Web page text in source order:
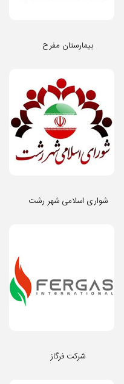
بیمارستان مفرح
شواری اسلامی شهر رشت
شرکت فرگاز